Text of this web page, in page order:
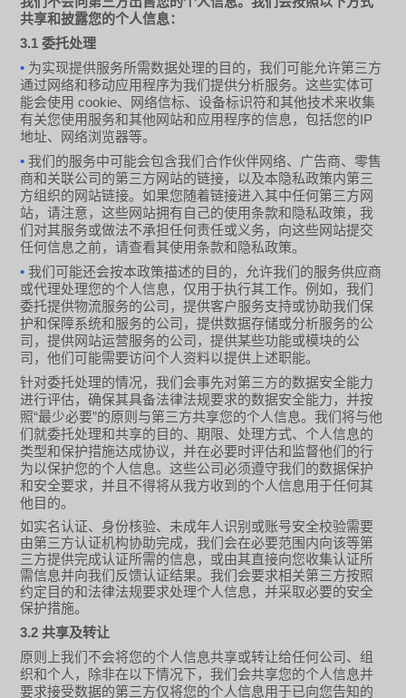
共享和披露您的个人信息：
3.1委托处理
• 为实现提供服务所需数据处理的目的，我们可能允许第三方
通过网络和移动应用程序为我们提供分析服务。这些实体可
能会使用 cookie、网络信标、设备标识符和其他技术来收集
有关您使用服务和其他网站和应用程序的信息，包括您的IP
地址、网络浏览器等。
• 我们的服务中可能会包含我们合作伙伴网络、广告商、零售
商和关联公司的第三方网站的链接，以及本隐私政策内第三
方组织的网站链接。如果您随着链接进入其中任何第三方网
站，请注意，这些网站拥有自己的使用条款和隐私政策，我
们对其服务或做法不承担任何责任或义务，向这些网站提交
任何信息之前，请查看其使用条款和隐私政策。
• 我们可能还会按本政策描述的目的，允许我们的服务供应商
或代理处理您的个人信息，仅用于执行其工作。例如，我们
委托提供物流服务的公司，提供客户服务支持或协助我们保
护和保障系统和服务的公司，提供数据存储或分析服务的公
司，提供网站运营服务的公司，提供某些功能或模块的公
司，他们可能需要访问个人资料以提供上述职能。
针对委托处理的情况，我们会事先对第三方的数据安全能力
进行评估，确保其具备法律法规要求的数据安全能力，并按
照“最少必要”的原则与第三方共享您的个人信息。我们将与他
们就委托处理和共享的目的、期限、处理方式、个人信息的
类型和保护措施达成协议，并在必要时评估和监督他们的行
为以保护您的个人信息。这些公司必须遵守我们的数据保护
和安全要求，并且不得将从我方收到的个人信息用于任何其
他目的。
如实名认证、身份核验、未成年人识别或账号安全校验需要
由第三方认证机构协助完成，我们会在必要范围内向该等第
三方提供完成认证所需的信息，或由其直接向您收集认证所
需信息并向我们反馈认证结果。我们会要求相关第三方按照
约定目的和法律法规要求处理个人信息，并采取必要的安全
保护措施。
3.2共享及转让
原则上我们不会将您的个人信息共享或转让给任何公司、组
织和个人，除非在以下情况下，我们会共享您的个人信息并
要求接受数据的第三方仅将您的个人信息用于已向您告知的